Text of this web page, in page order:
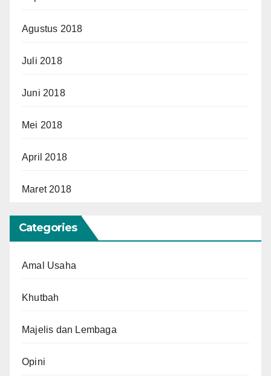
Agustus 2018
Juli 2018
Juni 2018
Mei 2018
April 2018
Maret 2018
Categories
Amal Usaha
Khutbah
Majelis dan Lembaga
Opini